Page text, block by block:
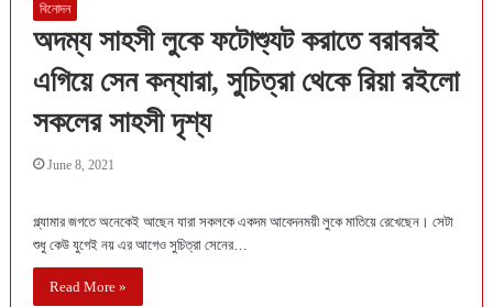
বিনোদন
অদম্য সাহসী লুকে ফটোশ্যুট করাতে বরাবরই
এগিয়ে সেন কন্যারা, সুচিত্রা থেকে রিয়া রইলো
সকলের সাহসী দৃশ্য
June 8, 2021
গ্ল্যামার জগতে অনেকেই আছেন যারা সকলকে একদম আবেদনময়ী লুকে মাতিয়ে রেখেছেন। সেটা
শুধু কেউ যুগেই নয় এর আগেও সুচিত্রা সেনের…
Read More »